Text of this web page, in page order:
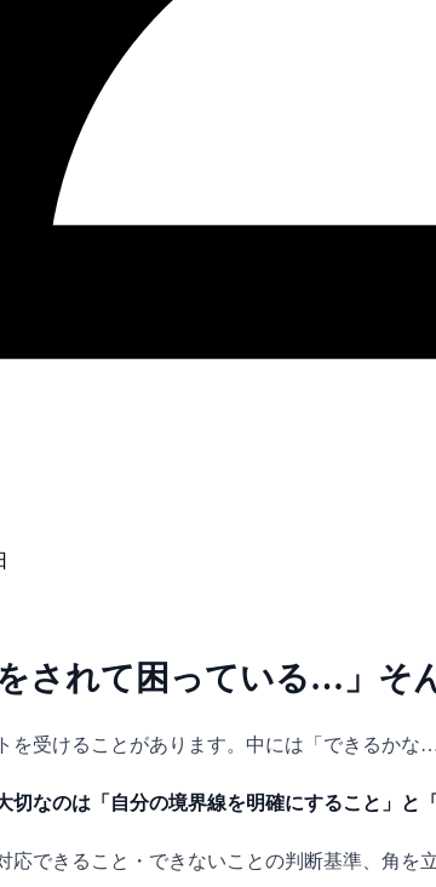
されて困っている…」そ
を受けることがあります。中には「できるか
切なのは「自分の境界線を明確にすること」と
できること・できないことの判断基準、角を